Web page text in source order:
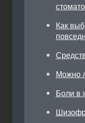
Как
Можно
Боли в